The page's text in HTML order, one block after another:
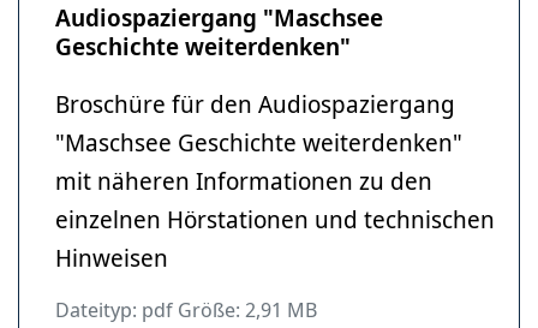
Audiospaziergang "Maschsee
Geschichte weiterdenken"
Broschüre für den Audiospaziergang
"Maschsee Geschichte weiterdenken"
mit näheren Informationen zu den
einzelnen Hörstationen und technischen
Hinweisen
Dateityp: pdf Größe: 2,91 MB